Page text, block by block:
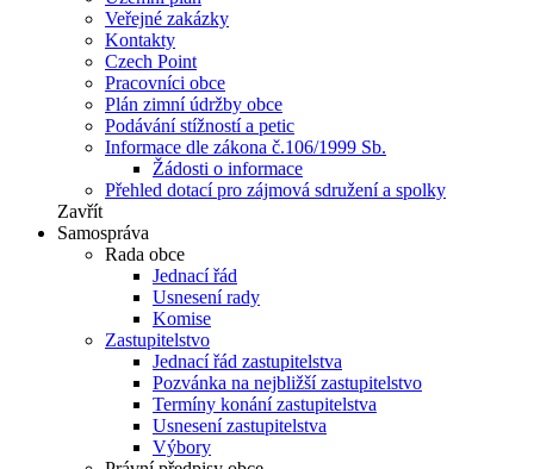
Veřejné zakázky
Kontakty
Czech Point
Pracovníci obce
Plán zimní údržby obce
Podávání stížností a petic
Informace dle zákona č.106/1999 Sb.
Žádosti o informace
Přehled dotací pro zájmová sdružení a spolky
Zavřít
Samospráva
Rada obce
Jednací řád
Usnesení rady
Komise
Zastupitelstvo
Jednací řád zastupitelstva
Pozvánka na nejbližší zastupitelstvo
Termíny konání zastupitelstva
Usnesení zastupitelstva
Výbory